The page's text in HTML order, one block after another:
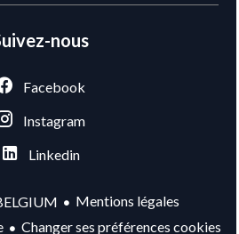
nous
Facebook
Instagram
Linkedin
Mentions légales
Changer ses préférences cookies